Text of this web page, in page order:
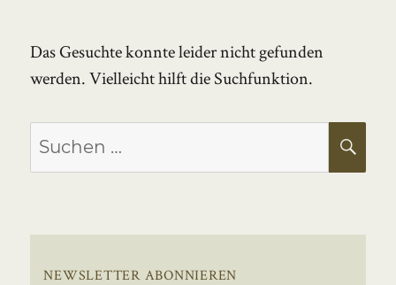
Das Gesuchte konnte leider nicht gefunden
werden. Vielleicht hilft die Suchfunktion.
Suchen
nach:
NEWSLETTER ABONNIEREN